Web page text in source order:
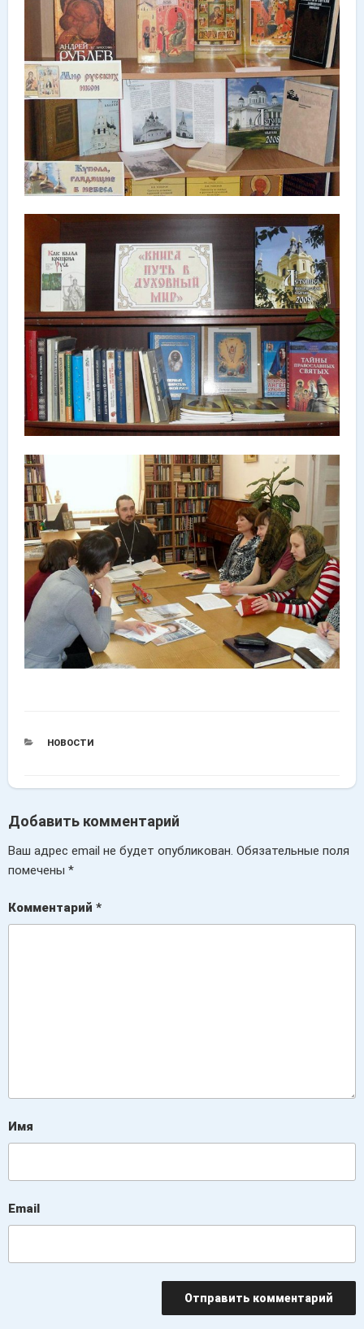
РУБРИКИ
НОВОСТИ
Добавить комментарий
Ваш адрес email не будет опубликован. Обязательные поля
помечены *
Комментарий *
Имя
Email